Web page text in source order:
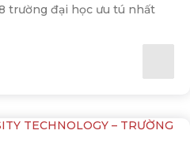
trường đại học ưu tú nhất